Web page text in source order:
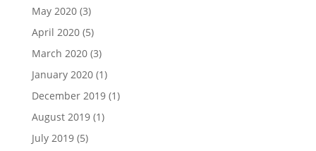
May 2020(3)
April 2020(5)
March 2020(3)
January 2020(1)
December 2019(1)
August 2019(1)
July 2019(5)